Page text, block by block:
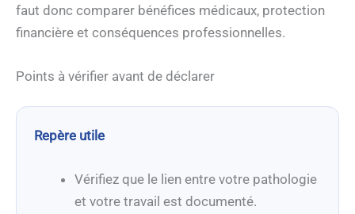
faut donc comparer bénéfices médicaux, protection
financière et conséquences professionnelles.
Points à vérifier avant de déclarer
Repère utile
Vérifiez que le lien entre votre pathologie
et votre travail est documenté.